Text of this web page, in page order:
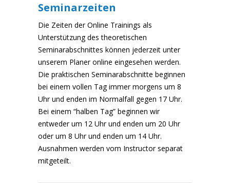
Seminarzeiten
Die Zeiten der Online Trainings als
Unterstützung des theoretischen
Seminarabschnittes können jederzeit unter
unserem Planer online eingesehen werden.
Die praktischen Seminarabschnitte beginnen
bei einem vollen Tag immer morgens um 8
Uhr und enden im Normalfall gegen 17 Uhr.
Bei einem “halben Tag” beginnen wir
entweder um 12 Uhr und enden um 20 Uhr
oder um 8 Uhr und enden um 14 Uhr.
Ausnahmen werden vom Instructor separat
mitgeteilt.